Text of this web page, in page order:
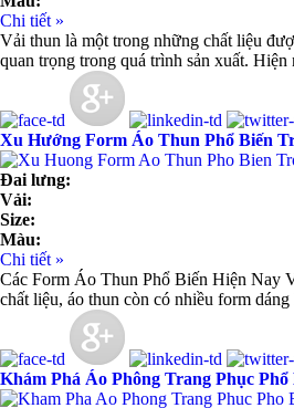
Chi tiết »
Vải thun là một trong những chất liệu
quan trọng trong quá trình sản xuất.
Xu Hướng Form Áo Thun Phổ Biến
Đai lưng:
Vải:
Size:
Màu:
Chi tiết »
Các Form Áo Thun Phổ Biến Hiện Nay
chất liệu, áo thun còn có nhiều form
Khám Phá Áo Phông Trang Phục